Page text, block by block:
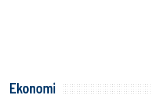
Ekonomi